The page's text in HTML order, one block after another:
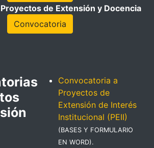
de Extensión y Docencia
Convocatoria
Convocatoria a
Proyectos de
Extensión de Interés
Institucional (PEII)
(BASES Y FORMULARIO
EN WORD).